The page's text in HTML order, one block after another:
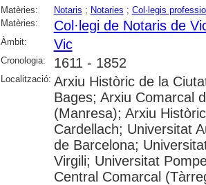
Matèries: Notaris ; Notaries ; Col·legis
Matèries:
Col·legi de Notaris de
Àmbit: Vic
Cronologia: 1611 - 1852
Localització: Arxiu Històric de la
Bages; Arxiu Comarcal
(Manresa); Arxiu
Cardellach; Universitat
de Barcelona;
Virgili; Universitat
Central Comarcal